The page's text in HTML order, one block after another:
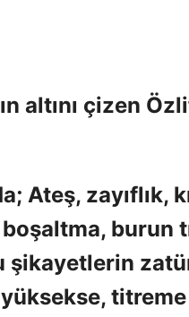
altını çizen
zayıflık,
burun
şikayetlerin
titreme